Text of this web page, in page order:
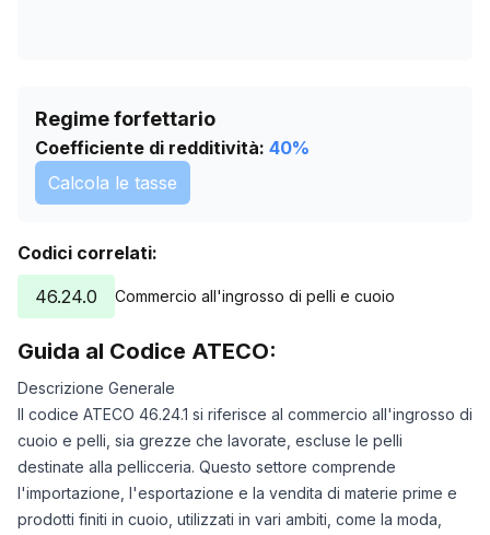
Regime forfettario
Coefficiente di redditività: 40%
Calcola le tasse
Codici correlati:
46.24.0
Commercio all'ingrosso di pelli e cuoio
Guida al Codice ATECO:
Descrizione Generale
Il codice ATECO 46.24.1 si riferisce al commercio all'ingrosso di
cuoio e pelli, sia grezze che lavorate, escluse le pelli
destinate alla pellicceria. Questo settore comprende
l'importazione, l'esportazione e la vendita di materie prime e
prodotti finiti in cuoio, utilizzati in vari ambiti, come la moda,